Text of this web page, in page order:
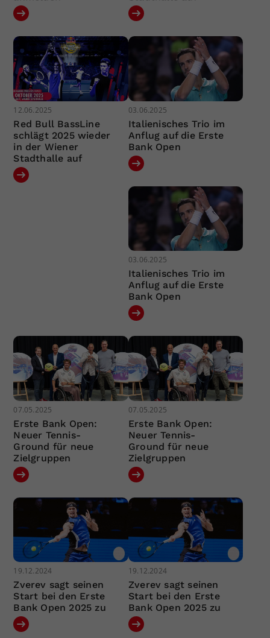
12.06.2025
Red Bull BassLine
schlägt 2025 wieder
in der Wiener
Stadthalle auf
03.06.2025
Italienisches Trio im
Anflug auf die Erste
Bank Open
03.06.2025
Italienisches Trio im
Anflug auf die Erste
Bank Open
07.05.2025
Erste Bank Open:
Neuer Tennis-
Ground für neue
Zielgruppen
07.05.2025
Erste Bank Open:
Neuer Tennis-
Ground für neue
Zielgruppen
19.12.2024
Zverev sagt seinen
Start bei den Erste
Bank Open 2025 zu
19.12.2024
Zverev sagt seinen
Start bei den Erste
Bank Open 2025 zu